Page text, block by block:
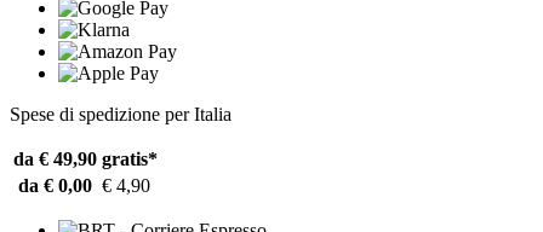
Spese di spedizione per Italia
da € 49,90 gratis*
da € 0,00 € 4,90